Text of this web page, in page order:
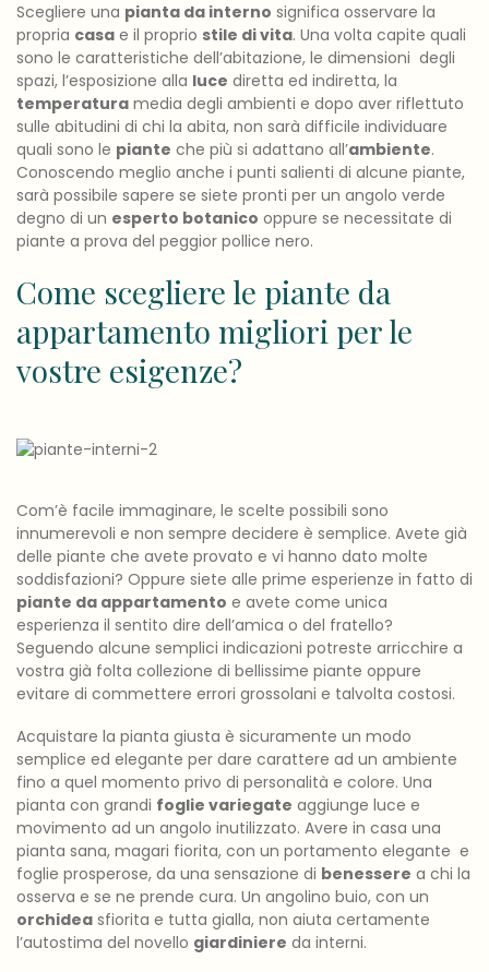
Scegliere una pianta da interno significa osservare la
propria casa e il proprio stile di vita. Una volta capite quali
sono le caratteristiche dell’abitazione, le dimensioni degli
spazi, l’esposizione alla luce diretta ed indiretta, la
temperatura media degli ambienti e dopo aver riflettuto
sulle abitudini di chi la abita, non sarà difficile individuare
quali sono le piante che più si adattano all’ambiente.
Conoscendo meglio anche i punti salienti di alcune piante,
sarà possibile sapere se siete pronti per un angolo verde
degno di un esperto botanico oppure se necessitate di
piante a prova del peggior pollice nero.
Come scegliere le piante da
appartamento migliori per le
vostre esigenze?
Com’è facile immaginare, le scelte possibili sono
innumerevoli e non sempre decidere è semplice. Avete già
delle piante che avete provato e vi hanno dato molte
soddisfazioni? Oppure siete alle prime esperienze in fatto di
piante da appartamento e avete come unica
esperienza il sentito dire dell’amica o del fratello?
Seguendo alcune semplici indicazioni potreste arricchire a
vostra già folta collezione di bellissime piante oppure
evitare di commettere errori grossolani e talvolta costosi.
Acquistare la pianta giusta è sicuramente un modo
semplice ed elegante per dare carattere ad un ambiente
fino a quel momento privo di personalità e colore. Una
pianta con grandi foglie variegate aggiunge luce e
movimento ad un angolo inutilizzato. Avere in casa una
pianta sana, magari fiorita, con un portamento elegante e
foglie prosperose, da una sensazione di benessere a chi la
osserva e se ne prende cura. Un angolino buio, con un
orchidea sfiorita e tutta gialla, non aiuta certamente
l’autostima del novello giardiniere da interni.